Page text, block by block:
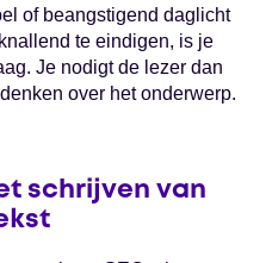
of beangstigend daglicht
te eindigen, is je
Je nodigt de lezer dan
over het onderwerp.
schrijven van